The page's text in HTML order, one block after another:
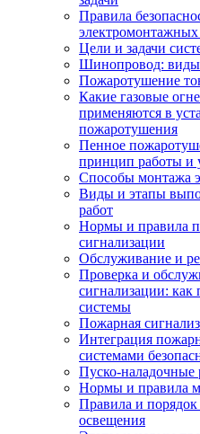
Правила
электромонтажных
Цели и задачи
Шинопровод: виды
Пожаротушение
Какие газовые
применяются в
пожаротушения
Пенное
принцип работы и
Способы монтажа
Виды и этапы
работ
Нормы и правила
сигнализации
Обслуживание и
Проверка и
сигнализации: как
системы
Пожарная
Интеграция
системами
Пуско-наладочные
Нормы и правила
Правила и
освещения